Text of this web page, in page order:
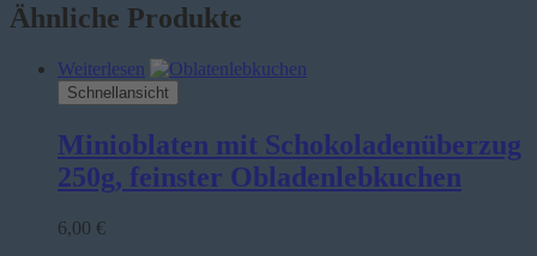
Ähnliche Produkte
Weiterlesen
Schnellansicht
Minioblaten mit Schokoladenüberzug
250g, feinster Obladenlebkuchen
6,00 €